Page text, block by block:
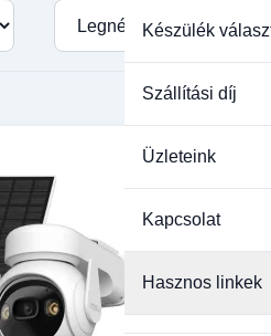
Készülék
Szállítási díj
Üzleteink
Kapcsolat
Hasznos linkek
oldalanként
Rendezés